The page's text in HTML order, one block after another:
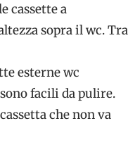
cassette a
sopra il wc. Tra
esterne wc
facili da pulire.
che non va